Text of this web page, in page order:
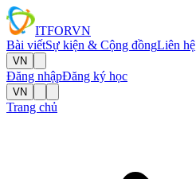
ITFORVN
Bài viếtSự kiện & Cộng đồngLiên hệ
VN
Đăng nhậpĐăng ký học
VN
Trang chủ